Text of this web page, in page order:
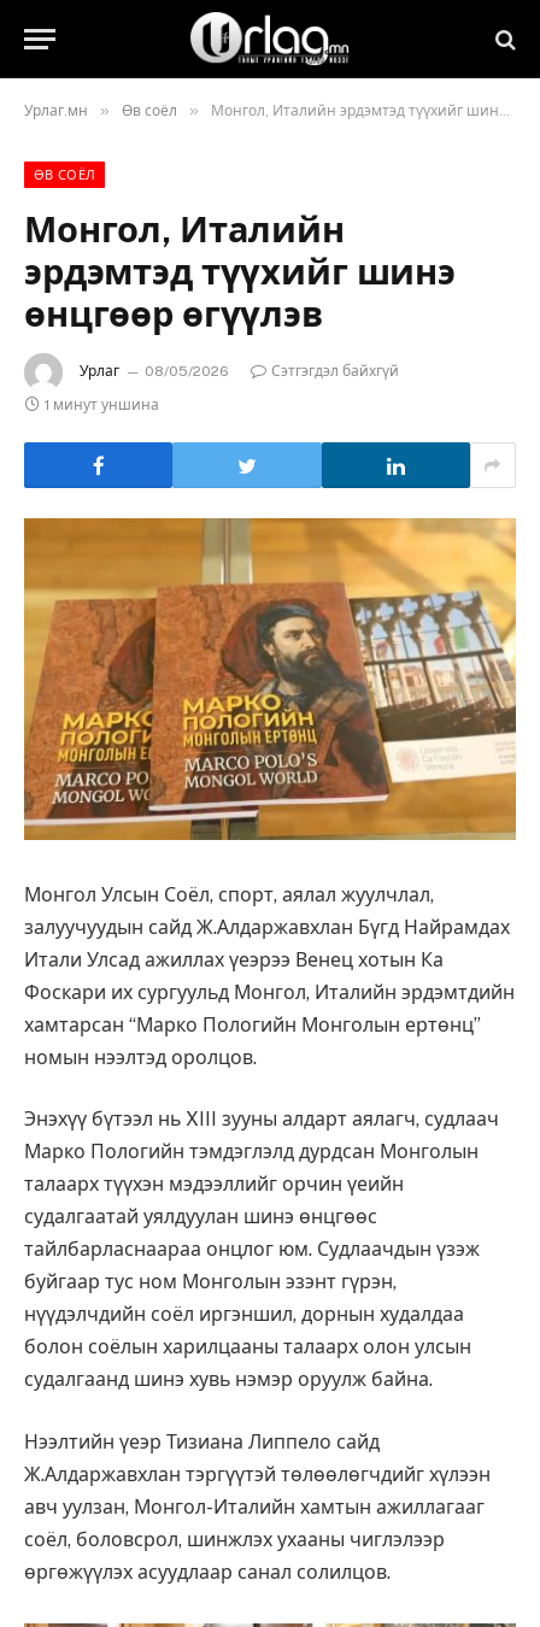
Урлаг.мн » Өв соёл » Монгол, Италийн эрдэмтэд түүхийг шинэ өнцгөөр өгүүлэв
ӨВ СОЁЛ
Монгол, Италийн
эрдэмтэд түүхийг шинэ
өнцгөөр өгүүлэв
Урлаг 08/05/2026
Сэтгэгдэл байхгүй
1 минут уншина
Монгол Улсын Соёл, спорт, аялал жуулчлал,
залуучуудын сайд Ж.Алдаржавхлан Бүгд Найрамдах
Итали Улсад ажиллах үеэрээ Венец хотын Ка
Фоскари их сургуульд Монгол, Италийн эрдэмтдийн
хамтарсан “Марко Пологийн Монголын ертөнц”
номын нээлтэд оролцов.
Энэхүү бүтээл нь XIII зууны алдарт аялагч, судлаач
Марко Пологийн тэмдэглэлд дурдсан Монголын
талаарх түүхэн мэдээллийг орчин үеийн
судалгаатай уялдуулан шинэ өнцгөөс
тайлбарласнаараа онцлог юм. Судлаачдын үзэж
буйгаар тус ном Монголын эзэнт гүрэн,
нүүдэлчдийн соёл иргэншил, дорнын худалдаа
болон соёлын харилцааны талаарх олон улсын
судалгаанд шинэ хувь нэмэр оруулж байна.
Нээлтийн үеэр Тизиана Липпело сайд
Ж.Алдаржавхлан тэргүүтэй төлөөлөгчдийг хүлээн
авч уулзан, Монгол-Италийн хамтын ажиллагааг
соёл, боловсрол, шинжлэх ухааны чиглэлээр
өргөжүүлэх асуудлаар санал солилцов.